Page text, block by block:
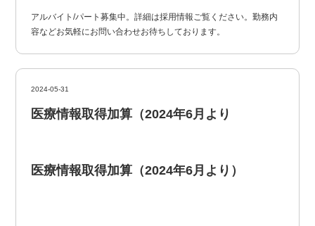
アルバイト/パート募集中。詳細は採用情報ご覧ください。勤務内
容などお気軽にお問い合わせお待ちしております。
2024-05-31
医療情報取得加算（2024年6月より
医療情報取得加算（2024年6月より）